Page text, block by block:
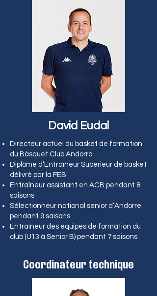
David Eudal
Directeur actuel du basket de formation
du Bàsquet Club Andorra
Diplôme d’Entraîneur Supérieur de basket
délivré par la FEB
Entraîneur assistant en ACB pendant 8
saisons
Sélectionneur national senior d’Andorre
pendant 9 saisons
Entraîneur des équipes de formation du
club (U13 à Senior B) pendant 7 saisons
Coordinateur technique